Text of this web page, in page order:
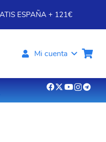
ESPAÑA + 121€
Mi cuenta